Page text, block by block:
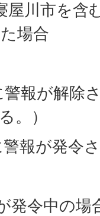
屋川市を含
場合
報が解除
。）
報が発令
発令中の場